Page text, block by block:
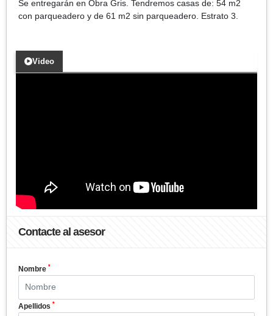
Se entregarán en Obra Gris. Tendremos casas de: 54 m2
con parqueadero y de 61 m2 sin parqueadero. Estrato 3.
Video
Contacte al asesor
Nombre *
Apellidos *